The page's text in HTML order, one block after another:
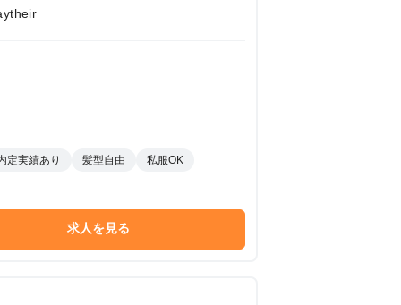
定実績あり 髪型自由
私服OK
求人を見る